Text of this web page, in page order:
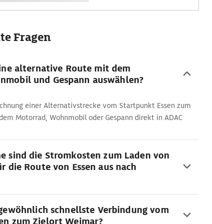
Fragen
alternative Route mit dem
und Gespann auswählen?
einer Alternativstrecke vom Startpunkt Essen zum
Motorrad, Wohnmobil oder Gespann direkt in ADAC
sind die Stromkosten zum Laden von
die Route von Essen aus nach
schnellste Verbindung vom
zum Zielort Weimar?